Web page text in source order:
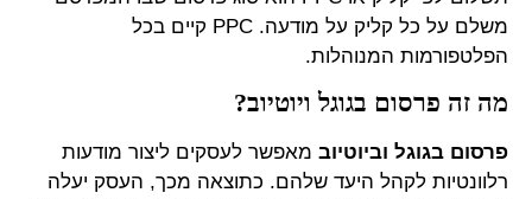
משלם על כל קליק על מודעה. PPC קיים בכל
הפלטפורמות המנוהלות.
מה זה פרסום בגוגל ויוטיוב?
פרסום בגוגל וביוטיוב מאפשר לעסקים ליצור מודעות
רלוונטיות לקהל היעד שלהם. כתוצאה מכך, העסק יעלה